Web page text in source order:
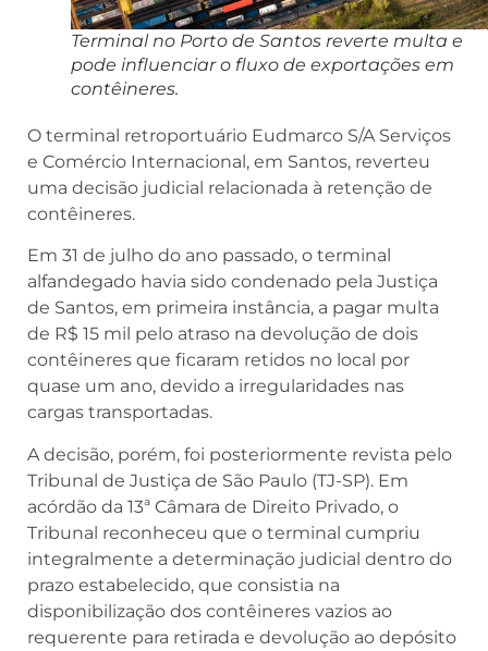
Terminal no Porto de Santos reverte multa e
pode influenciar o fluxo de exportações em
contêineres.
O terminal retroportuário Eudmarco S/A Serviços
e Comércio Internacional, em Santos, reverteu
uma decisão judicial relacionada à retenção de
contêineres.
Em 31 de julho do ano passado, o terminal
alfandegado havia sido condenado pela Justiça
de Santos, em primeira instância, a pagar multa
de R$ 15 mil pelo atraso na devolução de dois
contêineres que ficaram retidos no local por
quase um ano, devido a irregularidades nas
cargas transportadas.
A decisão, porém, foi posteriormente revista pelo
Tribunal de Justiça de São Paulo (TJ-SP). Em
acórdão da 13ª Câmara de Direito Privado, o
Tribunal reconheceu que o terminal cumpriu
integralmente a determinação judicial dentro do
prazo estabelecido, que consistia na
disponibilização dos contêineres vazios ao
requerente para retirada e devolução ao depósito